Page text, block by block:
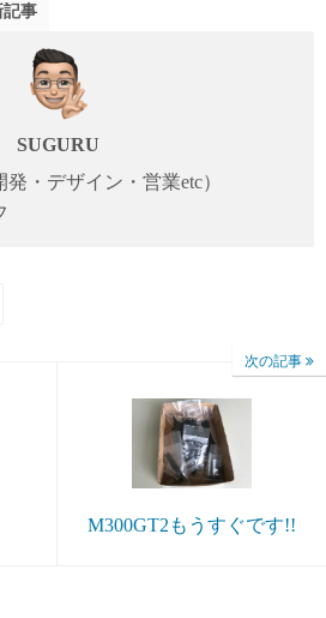
記事
SUGURU
発・デザイン・営業etc）
次の記事
M300GT2もうすぐです!!